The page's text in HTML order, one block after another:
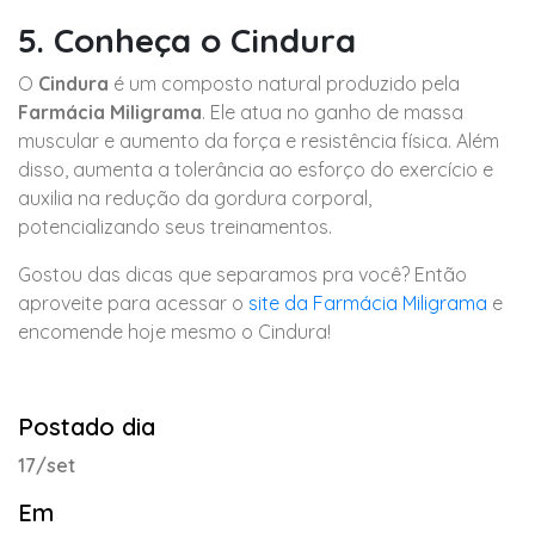
Postado dia
17/set
Em
5. Conheça o Cindura
O Cindura é um composto natural produzido pela
Farmácia Miligrama. Ele atua no ganho de massa
muscular e aumento da força e resistência física. Além
disso, aumenta a tolerância ao esforço do exercício e
auxilia na redução da gordura corporal,
potencializando seus treinamentos.
Gostou das dicas que separamos pra você? Então
aproveite para acessar o site da Farmácia Miligrama e
encomende hoje mesmo o Cindura!